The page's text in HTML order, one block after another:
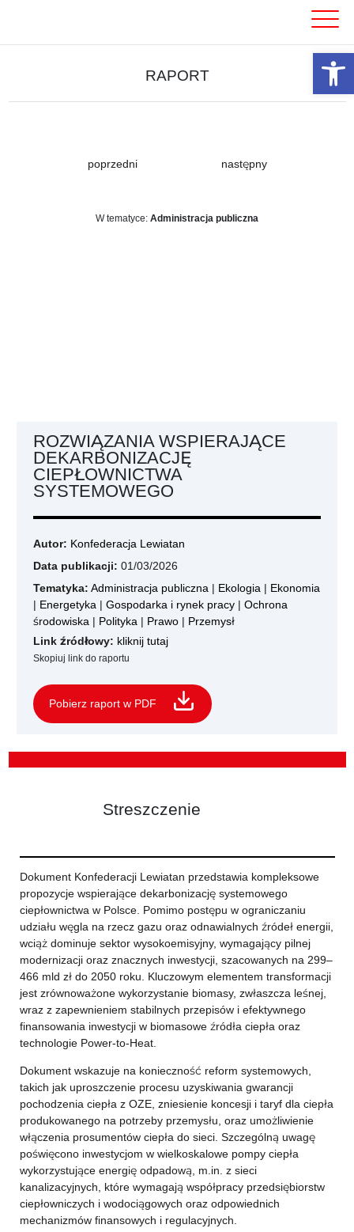
RAPORT
poprzedni następny
W tematyce: Administracja publiczna
ROZWIĄZANIA WSPIERAJĄCE
DEKARBONIZACJĘ
CIEPŁOWNICTWA
SYSTEMOWEGO
Autor: Konfederacja Lewiatan
Data publikacji: 01/03/2026
Tematyka: Administracja publiczna | Ekologia | Ekonomia
| Energetyka | Gospodarka i rynek pracy | Ochrona
środowiska | Polityka | Prawo | Przemysł
Link źródłowy: kliknij tutaj
Skopiuj link do raportu
Pobierz raport w PDF
Streszczenie
Dokument Konfederacji Lewiatan przedstawia kompleksowe
propozycje wspierające dekarbonizację systemowego
ciepłownictwa w Polsce. Pomimo postępu w ograniczaniu
udziału węgla na rzecz gazu oraz odnawialnych źródeł energii,
wciąż dominuje sektor wysokoemisyjny, wymagający pilnej
modernizacji oraz znacznych inwestycji, szacowanych na 299–
466 mld zł do 2050 roku. Kluczowym elementem transformacji
jest zrównoważone wykorzystanie biomasy, zwłaszcza leśnej,
wraz z zapewnieniem stabilnych przepisów i efektywnego
finansowania inwestycji w biomasowe źródła ciepła oraz
technologie Power-to-Heat.
Dokument wskazuje na konieczność reform systemowych,
takich jak uproszczenie procesu uzyskiwania gwarancji
pochodzenia ciepła z OZE, zniesienie koncesji i taryf dla ciepła
produkowanego na potrzeby przemysłu, oraz umożliwienie
włączenia prosumentów ciepła do sieci. Szczególną uwagę
poświęcono inwestycjom w wielkoskalowe pompy ciepła
wykorzystujące energię odpadową, m.in. z sieci
kanalizacyjnych, które wymagają współpracy przedsiębiorstw
ciepłowniczych i wodociągowych oraz odpowiednich
mechanizmów finansowych i regulacyjnych.